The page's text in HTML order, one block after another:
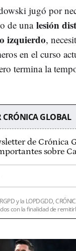
jugó por
de una lesión
izquierdo,
en el curso
termina la
CRÓNICA GLOBAL
de Crónica
sobre
y la LOPDGDD,
con la finalidad de